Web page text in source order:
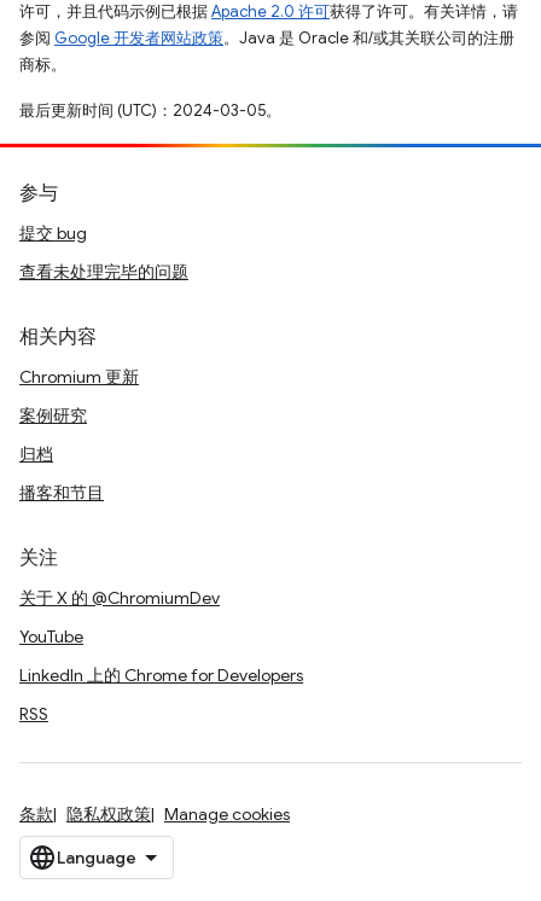
许可，并且代码示例已根据Apache 2.0 许可获得了许可。有关详情，请
参阅 Google 开发者网站政策。Java 是 Oracle 和/或其关联公司的注册
商标。
最后更新时间 (UTC)：2024-03-05。
参与
提交 bug
查看未处理完毕的问题
相关内容
Chromium 更新
案例研究
归档
播客和节目
关注
关于 X 的 @ChromiumDev
YouTube
LinkedIn 上的 Chrome for Developers
RSS
条款 隐私权政策 Manage cookies